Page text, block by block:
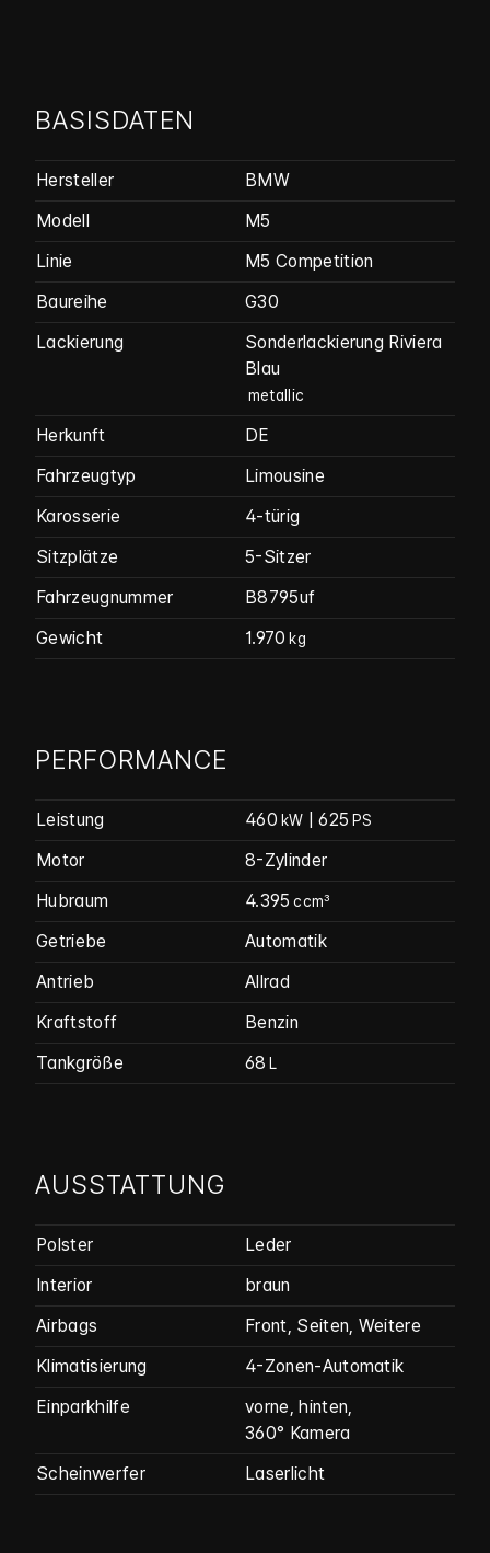
BASISDATEN
Hersteller
BMW
Modell
M5
Linie
M5 Competition
Baureihe
G30
Lackierung
Sonderlackierung Riviera
Blau
metallic
Herkunft
DE
Fahrzeugtyp
Limousine
Karosserie
4-türig
Sitzplätze
5-Sitzer
Fahrzeug­nummer
B8795uf
Gewicht
1.970 kg
PERFORMANCE
Leistung 460 kW | 625 PS
Motor
8-Zylinder
Hubraum
4.395 ccm³
Getriebe
Automatik
Antrieb
Allrad
Kraftstoff
Benzin
Tankgröße
68 L
AUSSTATTUNG
Polster
Leder
Interior
braun
Airbags
Front, Seiten, Weitere
Klimatisierung
4-Zonen-Automatik
Einparkhilfe
vorne, hinten,
360° Kamera
Scheinwerfer
Laserlicht